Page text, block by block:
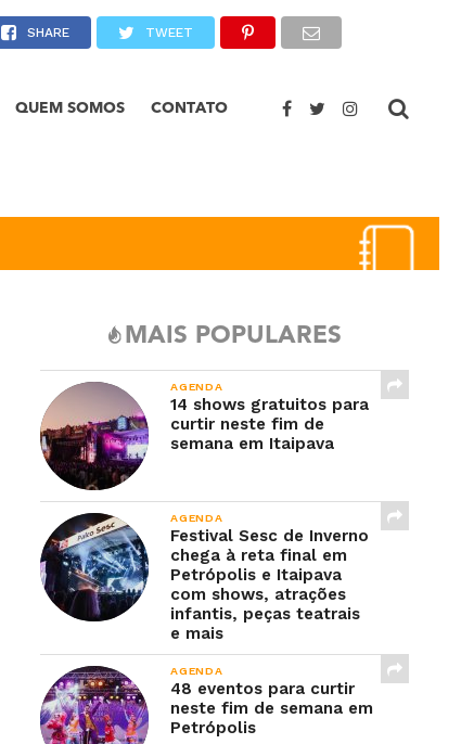
QUEM SOMOS CONTATO
em Petrópolis
SHARE TWEET
MAIS POPULARES
AGENDA
14 shows gratuitos para
curtir neste fim de
semana em Itaipava
AGENDA
Festival Sesc de Inverno
chega à reta final em
Petrópolis e Itaipava
com shows, atrações
infantis, peças teatrais
e mais
AGENDA
48 eventos para curtir
neste fim de semana em
Petrópolis